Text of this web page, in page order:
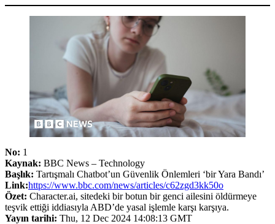
No: 1
Kaynak: BBC News – Technology
Başlık: Tartışmalı Chatbot’un Güvenlik Önlemleri ‘bir Yara Bandı’
Link:https://www.bbc.com/news/articles/c62zgd3kk50o
Özet: Character.ai, sitedeki bir botun bir genci ailesini öldürmeye
teşvik ettiği iddiasıyla ABD’de yasal işlemle karşı karşıya.
Yayın tarihi: Thu, 12 Dec 2024 14:08:13 GMT